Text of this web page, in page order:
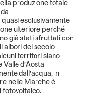
produzione totale
esclusivamente
ulteriore perché
già stati sfruttati con
albori del secolo
territori siano
Valle d’Aosta
dall’acqua, in
nelle Marche è
fotovoltaico.